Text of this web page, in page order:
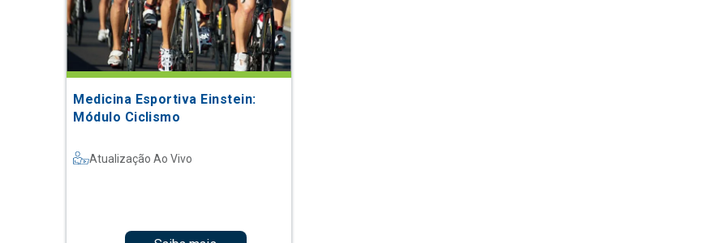
Medicina Esportiva Einstein:
Módulo Ciclismo
Atualização Ao Vivo